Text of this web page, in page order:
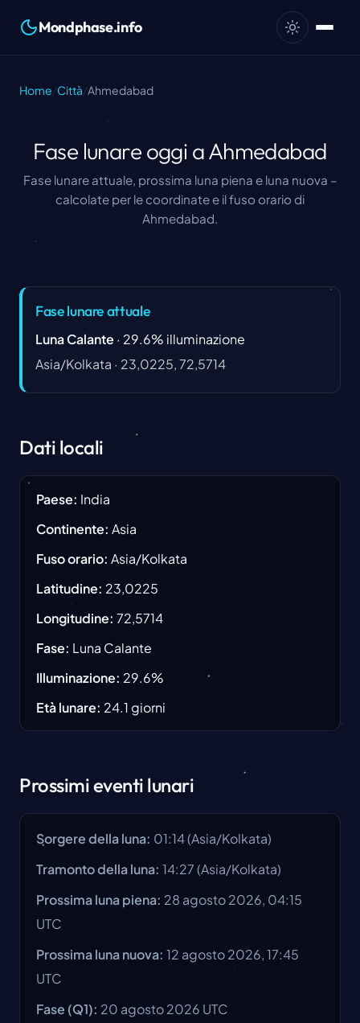
Mondphase.info
Home Città Ahmedabad
Fase lunare oggi a Ahmedabad
Fase lunare attuale, prossima luna piena e luna nuova –
calcolate per le coordinate e il fuso orario di
Ahmedabad.
Fase lunare attuale
Luna Calante · 29.6% illuminazione
Asia/Kolkata · 23,0225, 72,5714
Dati locali
Paese: India
Continente: Asia
Fuso orario: Asia/Kolkata
Latitudine: 23,0225
Longitudine: 72,5714
Fase: Luna Calante
Illuminazione: 29.6%
Età lunare: 24.1giorni
Prossimi eventi lunari
Sorgere della luna: 01:14(Asia/Kolkata)
Tramonto della luna: 14:27(Asia/Kolkata)
Prossima luna piena: 28 agosto 2026, 04:15
UTC
Prossima luna nuova: 12 agosto 2026, 17:45
UTC
Fase (Q1): 20 agosto 2026 UTC